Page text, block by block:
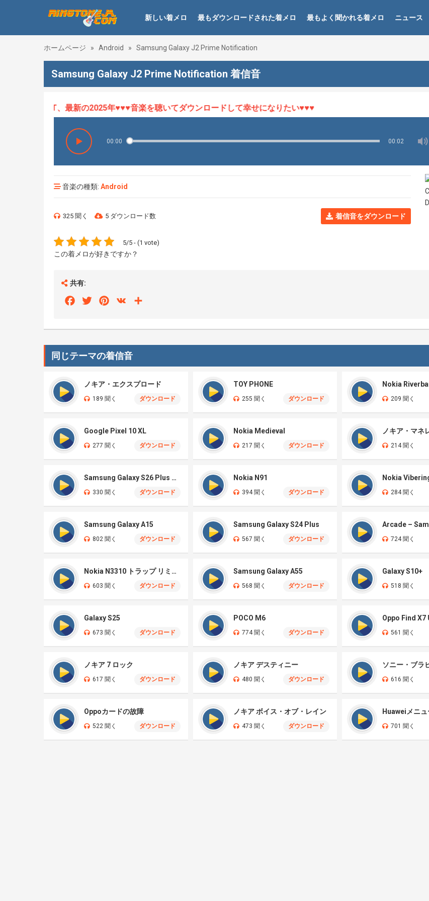
新しい着メロ 最もダウンロードされた着メロ 最もよく聞かれる着メロ ニュース
ホームページ » Android » Samsung Galaxy J2 Prime Notification
Samsung Galaxy J2 Prime Notification 着信音
メロHOT、最新の2025年♥♥♥音楽を聴いてダウンロードして幸せになりたい♥♥♥
00:00 00:02
音楽の種類: Android
325 聞く 5 ダウンロード数 着信音をダウンロード
5/5 - (1 vote)
この着メロが好きですか？
共有:
FacebookTwitterPinterest
VK
同じテーマの着信音
ノキア・エクスプロード
189 聞く ダウンロード
TOY PHONE
255 聞く ダウンロード
Nokia
209 聞く
Google Pixel 10 XL
277 聞く ダウンロード
Nokia Medieval
217 聞く ダウンロード
ノキア・マネ
214 聞く
Samsung Galaxy S26 Plus オリジナル
330 聞く ダウンロード
Nokia N91
394 聞く ダウンロード
Nokia
284 聞く
Samsung Galaxy A15
802 聞く ダウンロード
Samsung Galaxy S24 Plus
567 聞く ダウンロード
Arcade –
724 聞く
Nokia N3310 トラップ リミックス
603 聞く ダウンロード
Samsung Galaxy A55
568 聞く ダウンロード
Galaxy S10+
518 聞く
Galaxy S25
673 聞く ダウンロード
POCO M6
774 聞く ダウンロード 561 聞く
ノキア 7 ロック
617 聞く ダウンロード
ノキア デスティニー
480 聞く ダウンロード
ソニー・ブラ
616 聞く
Oppoカードの故障
522 聞く ダウンロード
ノキア ボイス・オブ・レイン
473 聞く ダウンロード
Huaweiメニュ
701 聞く